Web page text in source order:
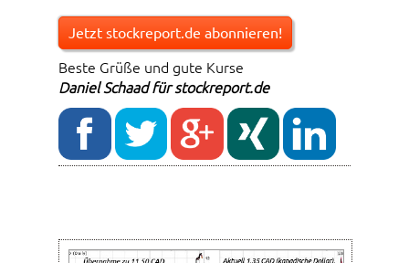
Jetzt stockreport.de abonnieren!
Beste Grüße und gute Kurse
Daniel Schaad für stockreport.de